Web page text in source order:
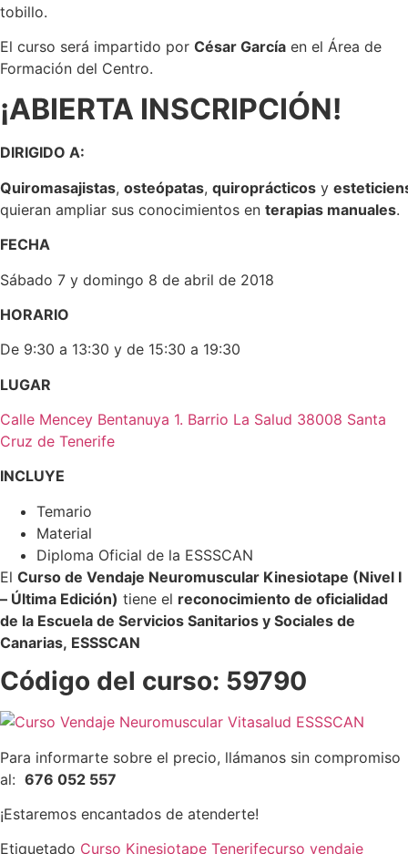
tobillo.
El curso será impartido por César García en el Área de
Formación del Centro.
¡ABIERTA INSCRIPCIÓN!
DIRIGIDO A:
Quiromasajistas, osteópatas, quiroprácticos y
quieran ampliar sus conocimientos en terapias manuales.
FECHA
Sábado 7 y domingo 8 de abril de 2018
HORARIO
De 9:30 a 13:30 y de 15:30 a 19:30
LUGAR
Calle Mencey Bentanuya 1. Barrio La Salud 38008 Santa
Cruz de Tenerife
INCLUYE
Temario
Material
Diploma Oficial de la ESSSCAN
El Curso de Vendaje Neuromuscular Kinesiotape (Nivel I
– Última Edición) tiene el reconocimiento de oficialidad
de la Escuela de Servicios Sanitarios y Sociales de
Canarias, ESSSCAN
Código del curso: 59790
Para informarte sobre el precio, llámanos sin compromiso
al: 676 052 557
¡Estaremos encantados de atenderte!
Etiquetado Curso Kinesiotape Tenerifecurso vendaje